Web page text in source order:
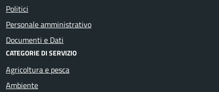
Politici
Personale amministrativo
Documenti e Dati
CATEGORIE DI SERVIZIO
Agricoltura e pesca
Ambiente